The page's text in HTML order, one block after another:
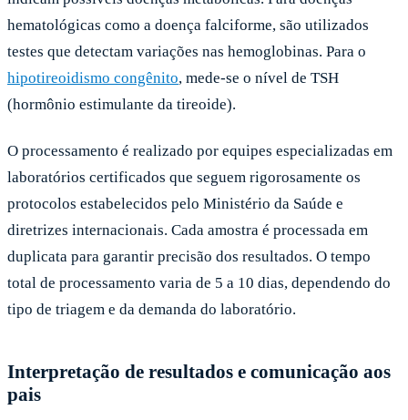
hematológicas como a doença falciforme, são utilizados
testes que detectam variações nas hemoglobinas. Para o
hipotireoidismo congênito, mede-se o nível de TSH
(hormônio estimulante da tireoide).
O processamento é realizado por equipes especializadas em
laboratórios certificados que seguem rigorosamente os
protocolos estabelecidos pelo Ministério da Saúde e
diretrizes internacionais. Cada amostra é processada em
duplicata para garantir precisão dos resultados. O tempo
total de processamento varia de 5 a 10 dias, dependendo do
tipo de triagem e da demanda do laboratório.
Interpretação de resultados e comunicação aos
pais